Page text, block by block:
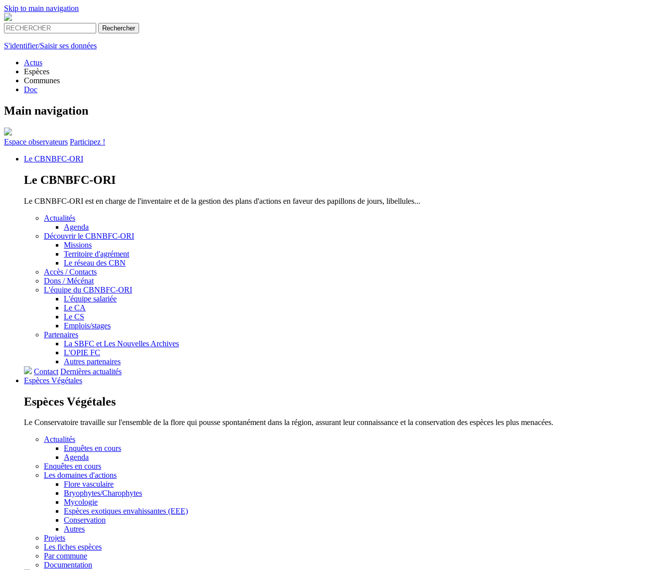
Skip to main navigation
S'identifier/Saisir ses données
Actus
Espèces
Communes
Doc
Main navigation
Espace observateurs Participez !
Le CBNBFC-ORI
Le CBNBFC-ORI
Le CBNBFC-ORI est en charge de l'inventaire et de la gestion des plans d'actions en faveur des papillons de jours, libellules...
Actualités
Agenda
Découvrir le CBNBFC-ORI
Missions
Territoire d'agrément
Le réseau des CBN
Accès / Contacts
Dons / Mécénat
L'équipe du CBNBFC-ORI
L'équipe salariée
Le CA
Le CS
Emplois/stages
Partenaires
La SBFC et Les Nouvelles Archives
L'OPIE FC
Autres partenaires
Contact Dernières actualités
Espèces Végétales
Espèces Végétales
Le Conservatoire travaille sur l'ensemble de la flore qui pousse spontanément dans la région, assurant leur connaissance et la conservation des espèces les plus menacées.
Actualités
Enquêtes en cours
Agenda
Enquêtes en cours
Les domaines d'actions
Flore vasculaire
Bryophytes/Charophytes
Mycologie
Espèces exotiques envahissantes (EEE)
Conservation
Autres
Projets
Les fiches espèces
Par commune
Documentation